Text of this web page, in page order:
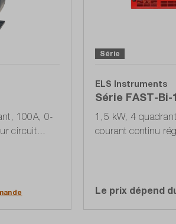
100A, 0-
circuit
Série
ELS Instruments
Série FAST-Bi-
1,5 kW, 4
courant continu
Le prix dépend